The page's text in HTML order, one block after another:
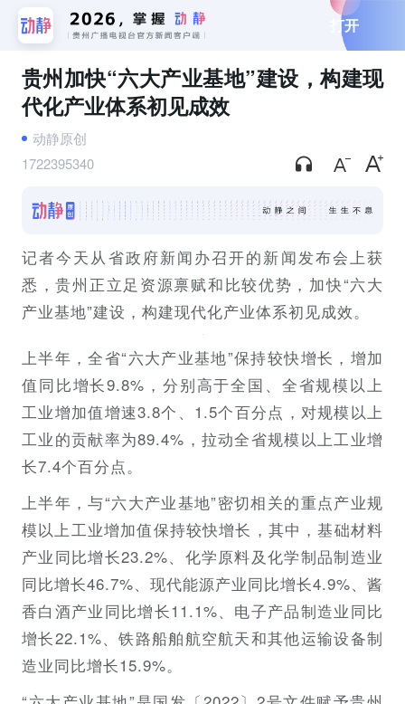
打开
贵州加快“六大产业基地”建设，构建现
代化产业体系初见成效
动静原创
1722395340
记者今天从省政府新闻办召开的新闻发布会上获
悉，贵州正立足资源禀赋和比较优势，加快“六大
产业基地”建设，构建现代化产业体系初见成效。
上半年，全省“六大产业基地”保持较快增长，增加
值同比增长9.8%，分别高于全国、全省规模以上
工业增加值增速3.8个、1.5个百分点，对规模以上
工业的贡献率为89.4%，拉动全省规模以上工业增
长7.4个百分点。
上半年，与“六大产业基地”密切相关的重点产业规
模以上工业增加值保持较快增长，其中，基础材料
产业同比增长23.2%、化学原料及化学制品制造业
同比增长46.7%、现代能源产业同比增长4.9%、酱
香白酒产业同比增长11.1%、电子产品制造业同比
增长22.1%、铁路船舶航空航天和其他运输设备制
造业同比增长15.9%。